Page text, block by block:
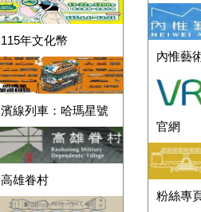
115年文化幣
濱線列車：哈瑪星號
高雄眷村
內惟藝
官網
粉絲專